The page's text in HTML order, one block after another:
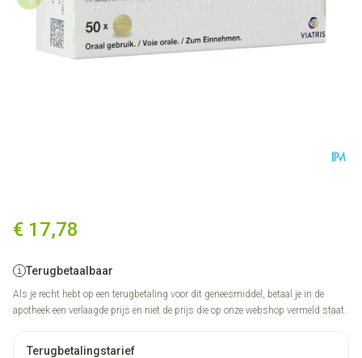
€ 17,78
Terugbetaalbaar
Als je recht hebt op een terugbetaling voor dit geneesmiddel, betaal je in de
apotheek een verlaagde prijs en niet de prijs die op onze webshop vermeld staat.
Terugbetalingstarief